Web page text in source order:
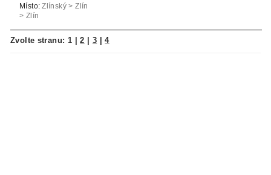
Místo: Zlínský > Zlín
> Zlín
Zvolte stranu: 1 |2 3 |4